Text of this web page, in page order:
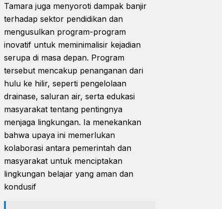
Tamara juga menyoroti dampak banjir
terhadap sektor pendidikan dan
mengusulkan program-program
inovatif untuk meminimalisir kejadian
serupa di masa depan. Program
tersebut mencakup penanganan dari
hulu ke hilir, seperti pengelolaan
drainase, saluran air, serta edukasi
masyarakat tentang pentingnya
menjaga lingkungan. Ia menekankan
bahwa upaya ini memerlukan
kolaborasi antara pemerintah dan
masyarakat untuk menciptakan
lingkungan belajar yang aman dan
kondusif